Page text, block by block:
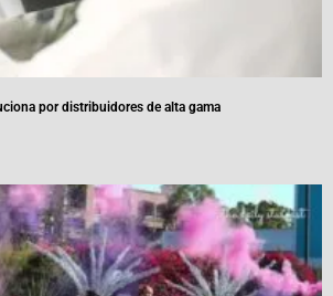
por distribuidores de alta gama